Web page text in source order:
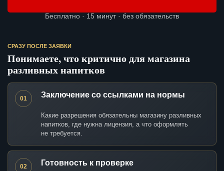
Бесплатно · 15 минут · без обязательств
СРАЗУ ПОСЛЕ ЗАЯВКИ
Понимаете, что критично для магазина
разливных напитков
01 Заключение со ссылками на нормы
Какие разрешения обязательны магазину разливных
напитков, где нужна лицензия, а что оформлять
не требуется.
02 Готовность к проверке